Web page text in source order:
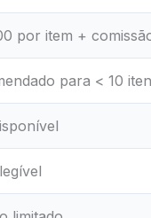
por item +
para < 10